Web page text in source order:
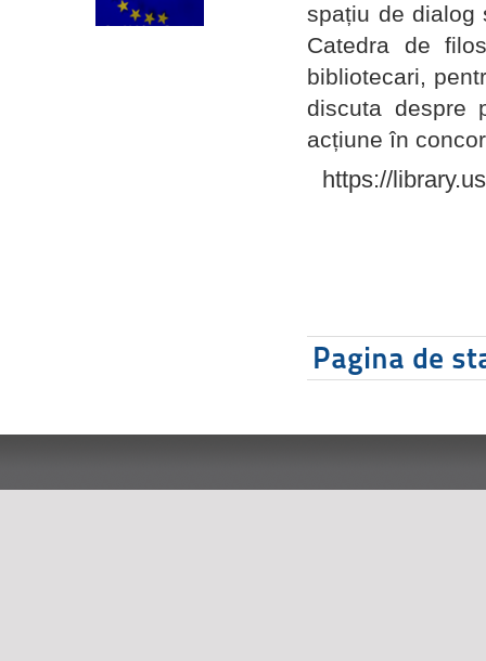
spațiu de dialog
Catedra de
bibliotecari,
discuta despre
acțiune în
https://
Pagina de